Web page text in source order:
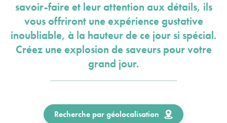
savoir-faire et leur attention aux détails, ils
vous offriront une expérience gustative
inoubliable, à la hauteur de ce jour si spécial.
Créez une explosion de saveurs pour votre
grand jour.
Recherche par géolocalisation